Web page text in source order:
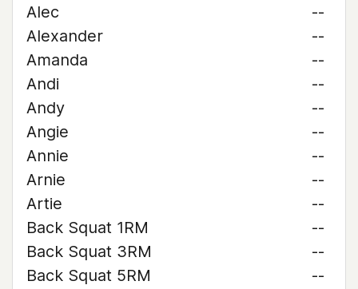
Alec
--
Alexander
--
Amanda
--
Andi
--
Andy
--
Angie
--
Annie
--
Arnie
--
Artie
--
Back Squat 1RM
--
Back Squat 3RM
--
Back Squat 5RM
--